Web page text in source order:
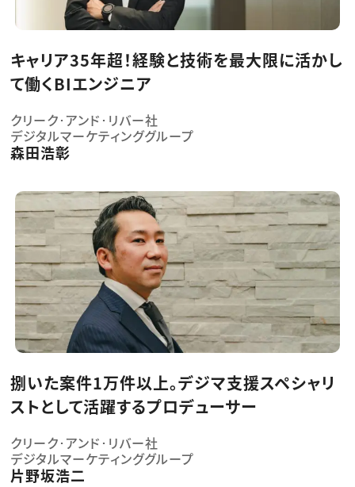
キャリア35年超！経験と技術を最大限に活かし
て働くBIエンジニア
クリーク･アンド･リバー社
デジタルマーケティンググループ
森田浩彰
捌いた案件1万件以上。デジマ支援スペシャリ
ストとして活躍するプロデューサー
クリーク･アンド･リバー社
デジタルマーケティンググループ
片野坂浩二